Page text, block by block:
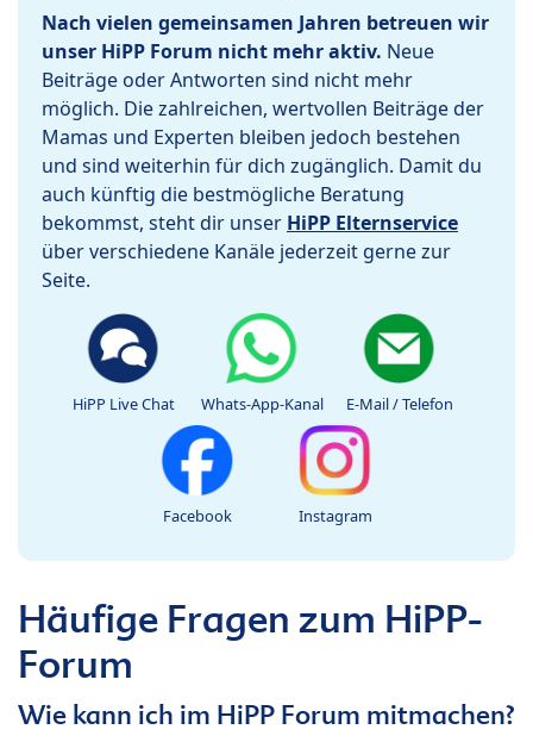
Nach vielen gemeinsamen Jahren betreuen wir
unser HiPP Forum nicht mehr aktiv. Neue
Beiträge oder Antworten sind nicht mehr
möglich. Die zahlreichen, wertvollen Beiträge der
Mamas und Experten bleiben jedoch bestehen
und sind weiterhin für dich zugänglich. Damit du
auch künftig die bestmögliche Beratung
bekommst, steht dir unser HiPP Elternservice
über verschiedene Kanäle jederzeit gerne zur
Seite.
HiPP Live Chat Whats-App-Kanal E-Mail / Telefon
Facebook Instagram
Häufige Fragen zum HiPP-
Forum
Wie kann ich im HiPP Forum mitmachen?